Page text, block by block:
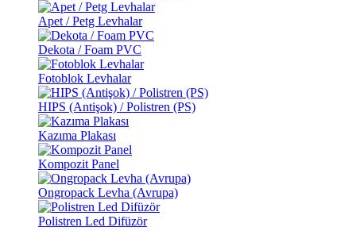
Apet / Petg Levhalar
Dekota / Foam PVC
Fotoblok Levhalar
HIPS (Antişok) / Polistren (PS)
Kazıma Plakası
Kompozit Panel
Ongropack Levha (Avrupa)
Polistren Led Difüzör